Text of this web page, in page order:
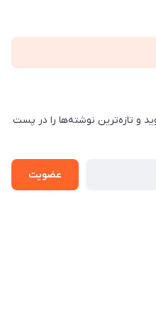
و تازه‌ترین نوشته‌ها را در پست
عضویت